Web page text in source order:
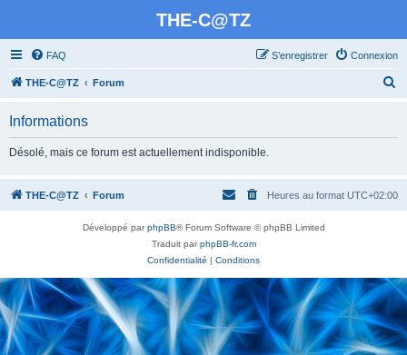
THE-C@TZ
FAQ Connexion
S’enregistrer
THE-C@TZ Forum
r
c
r
Informations
Désolé, mais ce forum est actuellement indisponible.
THE-C@TZ Forum Heures au format UTC+02:00
Développé parphpBB® Forum Software © phpBB Limited
Traduit parphpBB-fr.com
Confidentialité | Conditions